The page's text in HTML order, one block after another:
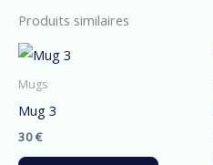
e
a
t
i
Produits similaires
Mugs
Mug 3
30€